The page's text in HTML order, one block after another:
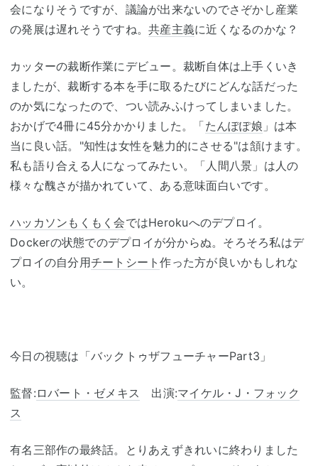
会になりそうですが、議論が出来ないのでさぞかし産業
の発展は遅れそうですね。 共産主義に近くなるのかな？
カッターの裁断作業にデビュー。裁断自体は上手くいき
ましたが、裁断する本を手に取るたびにどんな話だった
のか気になったので、つい読みふけってしまいました。
おかげで4冊に45分かかりました。「たんぽぽ娘 」は本
当に良い話。"知性は女性を魅力的にさせる"は頷けます。
私も語り合える人になってみたい。「人間八景」は人の
様々な醜さが描かれていて、ある意味面白いです。
ハッカソン もくもく会ではHerokuへのデプロイ。
Dockerの状態でのデプロイが分からぬ。そろそろ私はデ
プロイの自分用チートシート作った方が良いかもしれな
い。
今日の視聴は「バックトゥザフューチャーPart3」
監督: ロバート・ゼメキス 出演:マイケル・J・フォック
ス
有名三部作の最終話。とりあえずきれいに終わりました